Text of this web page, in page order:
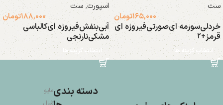
ست
۱۶۵,۰۰۰تومان
خردلیسورمه ایصورتیفیروزه ای
قرمز+2
انتخاب گزینه ها
اسپورت, ست
۱۸۸,۰۰۰تومان
آبیبنفشفیروزه ایکالباسی
مشکینارنجی
انتخاب گزینه ها
دسته بندیمایو
شال